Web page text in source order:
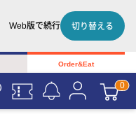
Web版で続行 切り替える
Order&Eat